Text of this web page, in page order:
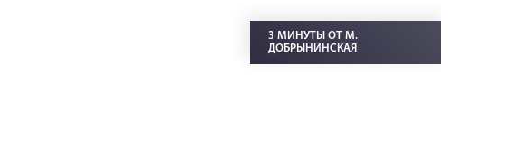
3 МИНУТЫ ОТ М.
ДОБРЫНИНСКАЯ